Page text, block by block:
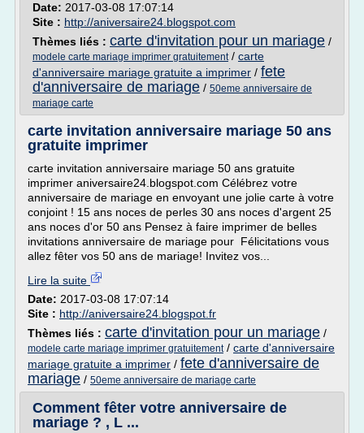
Date: 2017-03-08 17:07:14
Site : http://aniversaire24.blogspot.com
Thèmes liés : carte d'invitation pour un mariage /
modele carte mariage imprimer gratuitement/ carte
d'anniversaire mariage gratuite a imprimer / fete
d'anniversaire de mariage / 50eme anniversaire de
mariage carte
carte invitation anniversaire mariage 50 ans
gratuite imprimer
carte invitation anniversaire mariage 50 ans gratuite
imprimer aniversaire24.blogspot.com Célébrez votre
anniversaire de mariage en envoyant une jolie carte à votre
conjoint ! 15 ans noces de perles 30 ans noces d'argent 25
ans noces d'or 50 ans Pensez à faire imprimer de belles
invitations anniversaire de mariage pour Félicitations vous
allez fêter vos 50 ans de mariage! Invitez vos...
Lire la suite
Date: 2017-03-08 17:07:14
Site : http://aniversaire24.blogspot.fr
Thèmes liés : carte d'invitation pour un mariage /
modele carte mariage imprimer gratuitement/ carte d'anniversaire
mariage gratuite a imprimer / fete d'anniversaire de
mariage / 50eme anniversaire de mariage carte
Comment fêter votre anniversaire de
mariage ? , L ...